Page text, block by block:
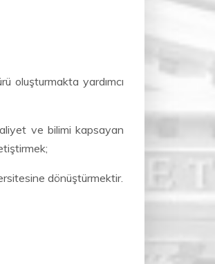
oluşturmakta yardımcı
ve bilimi kapsayan
dönüştürmektir.